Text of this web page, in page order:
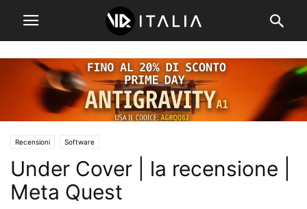
Recensioni Software
Under Cover | la recensione |
Meta Quest